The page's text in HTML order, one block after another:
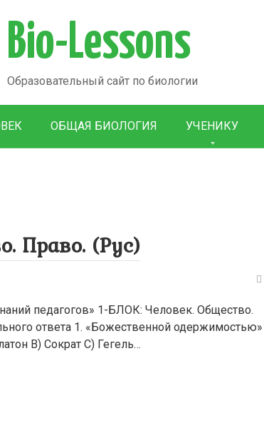
Bio-Lessons
Образовательный сайт по биологии
ОБЩАЯ БИОЛОГИЯ УЧЕНИКУ
Право. (Рус)
педагогов» 1-БЛОК: Человек. Общество.
ответа 1. «Божественной одержимостью»
B) Сократ C) Гегель…